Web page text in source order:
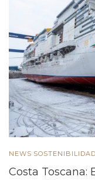
NEWS SOSTENIBILIDAD
Costa Toscana: